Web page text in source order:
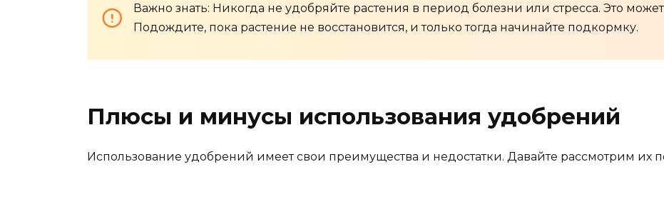
Важно знать: Никогда не удобряйте растения в период болезни или стресса. Это может
Подождите, пока растение не восстановится, и только тогда начинайте подкормку.
Плюсы и минусы использования удобрений
Использование удобрений имеет свои преимущества и недостатки. Давайте рассмотрим их